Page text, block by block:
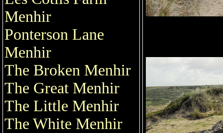
Menhir
Ponterson Lane
Menhir
The Broken Menhir
The Great Menhir
The Little Menhir
The White Menhir